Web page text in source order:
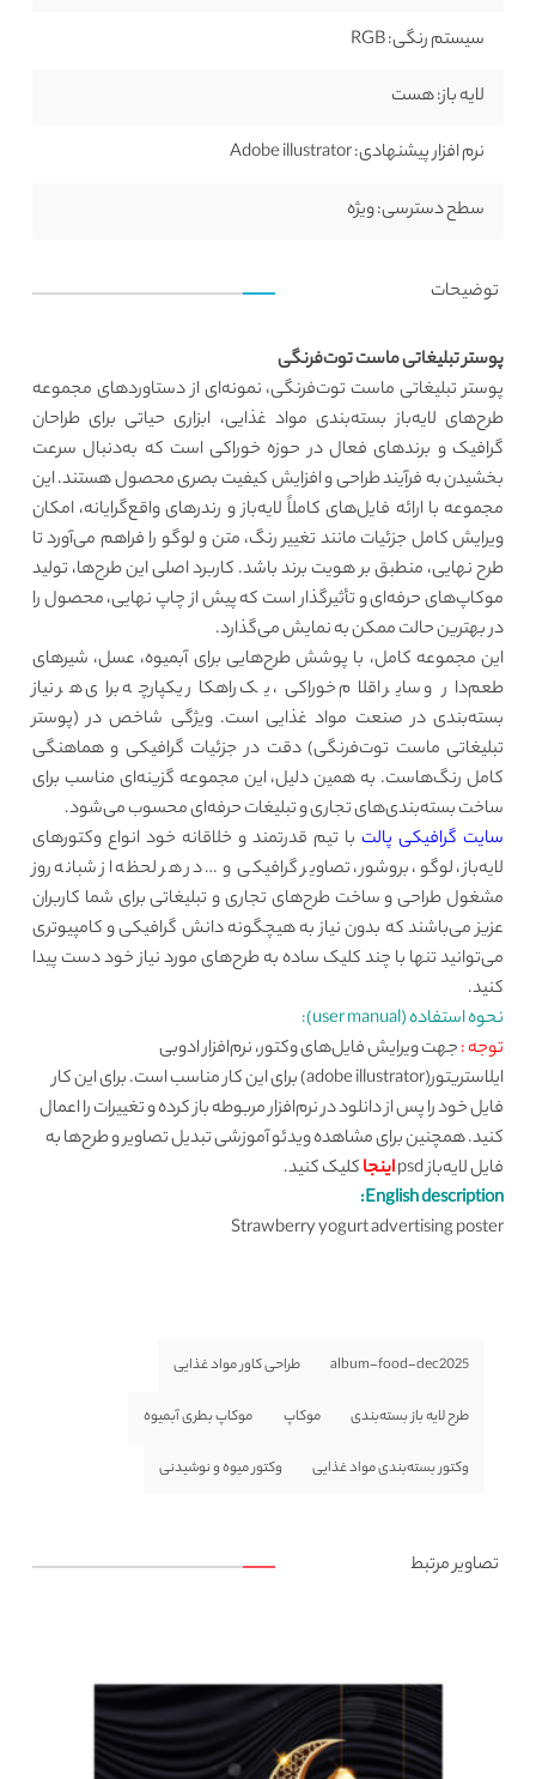
سیستم رنگی:
لایه باز:هست
نرم افزار پیشنهادی:
سطح دسترسی:ویژه
توضیحات
پوستر تبلیغاتی ماست توت‌فرنگی
پوستر تبلیغاتی ماست توت‌فرنگی، نمونه‌ای از دستاوردهای مجموعه
طرح‌های لایه‌باز بسته‌بندی مواد غذایی، ابزاری حیاتی برای طراحان
گرافیک و برندهای فعال در حوزه خوراکی است که به‌دنبال سرعت
بخشیدن به فرآیند طراحی و افزایش کیفیت بصری محصول هستند. این
مجموعه با ارائه فایل‌های کاملاً لایه‌باز و رندرهای واقع‌گرایانه، امکان
ویرایش کامل جزئیات مانند تغییر رنگ، متن و لوگو را فراهم می‌آورد تا
طرح نهایی، منطبق بر هویت برند باشد. کاربرد اصلی این طرح‌ها، تولید
موکاپ‌های حرفه‌ای و تأثیرگذار است که پیش از چاپ نهایی، محصول را
در بهترین حالت ممکن به نمایش می‌گذارد.
این مجموعه کامل، با پوشش طرح‌هایی برای آبمیوه، عسل، شیرهای
طعم‌دار و سایر اقلام خوراکی، یک راهکار یکپارچه برای هر نیاز
بسته‌بندی در صنعت مواد غذایی است. ویژگی شاخص در (پوستر
تبلیغاتی ماست توت‌فرنگی) دقت در جزئیات گرافیکی و هماهنگی
کامل رنگ‌هاست. به همین دلیل، این مجموعه گزینه‌ای مناسب برای
ساخت بسته‌بندی‌های تجاری و تبلیغات حرفه‌ای محسوب می‌شود.
سایت گرافیکی پالتبا تیم قدرتمند و خلاقانه خود انواع وکتورهای
لایه‌باز، لوگو، بروشور، تصاویر گرافیکی و … در هر لحظه از شبانه روز
مشغول طراحی و ساخت طرح‌های تجاری و تبلیغاتی برای شما کاربران
عزیز می‌باشند که بدون نیاز به هیچگونه دانش گرافیکی و کامپیوتری
می‌توانید تنها با چند کلیک ساده به طرح‌های مورد نیاز خود دست پیدا
کنید.
نحوه استفاده (user manual):
توجه :جهت ویرایش فایل‌های وکتور، نرم‌افزار ادوبی
ایلاستریتور(adobe illustrator) برای این کار مناسب است. برای این کار
فایل خود را پس از دانلود در نرم‌افزار مربوطه باز کرده و تغییرات را اعمال
کنید. همچنین برای مشاهده ویدئو آموزشی تبدیل تصاویر و طرح‌ها به
فایل لایه‌باز psd
اینجاکلیک کنید.
English description:
Strawberry yogurt advertising poster
album-food-dec2025 طراحی کاور مواد غذایی
طرح لایه باز بسته‌بندی موکاپ موکاپ بطری آبمیوه
وکتور بسته‌بندی مواد غذایی وکتور میوه و نوشیدنی
تصاویر مرتبط